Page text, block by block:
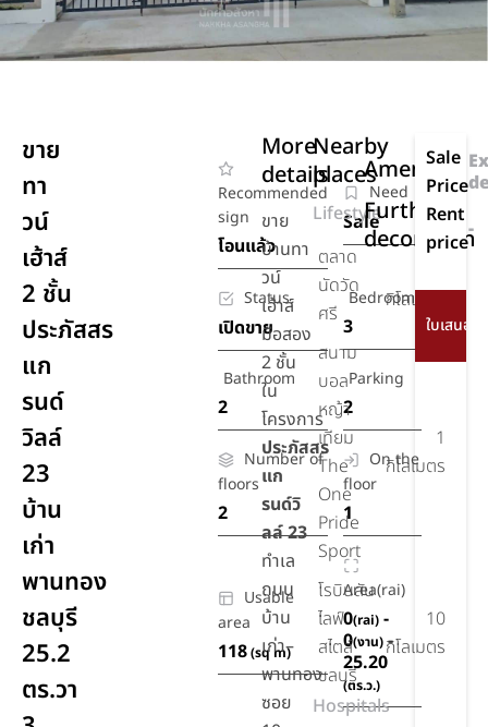
ขาย
ทา
วน์
เฮ้าส์
2 ชั้น
ประภัสสร
แก
รนด์
วิลล์
23
บ้าน
เก่า
พานทอง
ชลบุรี
25.2
ตร.วา
Recommended
sign
โอนแล้ว
Need
Sale
Status
เปิดขาย
Bedroom
3
Bathroom
2
Parking
2
Number of
floors
2
On the
floor
1
Usable
area
118(sq m)
Area(rai)
0(rai) -
0(งาน)-
25.20
(ตร.ว.)
More
details
ขาย
บ้านทา
วน์
เฮ้าส์
มือสอง
2 ชั้น
ใน
โครงการ
ประภัสสร
แก
รนด์วิ
ลล์ 23
ทำเล
ถนน
บ้าน
เก่า–
พานทอง
ซอย
Nearby
places
Lifestyle
ตลาด
นัดวัด
ศรี
กิโลเมตร
สนาม
บอล
หญ้า
เทียม
The
One
Pride
Sport
1
กิโลเมตร
โรบินสัน
ไลฟ์
สไตล์
ชลบุรี
10
กิโลเมตร
Hospitals
Amenities
Further
decoration
Sale
Price
Rent
price
-